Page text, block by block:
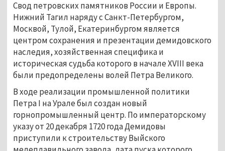
Свод петровских памятников России и Европы.
Нижний Тагил наряду с Санкт-Петербургом,
Москвой, Тулой, Екатеринбургом является
центром сохранения и презентации демидовского
наследия, хозяйственная специфика и
историческая судьба которого в начале XVIII века
были предопределены волей Петра Великого.
В ходе реализации промышленной политики
Петра I на Урале был создан новый
горнопромышленный центр. По императорскому
указу от 20 декабря 1720 года Демидовы
приступили к строительству Выйского